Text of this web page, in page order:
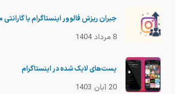
جبران ریزش فالوور اینستاگرام با گارانتی ۱۰۰٪ – فالوورپسند
8 مرداد 1404
پست‌های لایک شده در اینستاگرام
20 آبان 1403